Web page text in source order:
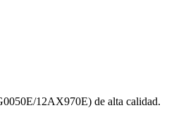
12AX970E) de alta calidad.